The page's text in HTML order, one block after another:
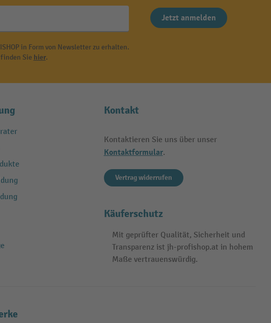
Jetzt anmelden
in Form von Newsletter zu erhalten.
Sie hier.
Kontakt
Kontaktieren Sie uns über unser
Kontaktformular.
Vertrag widerrufen
Käuferschutz
Mit geprüfter Qualität, Sicherheit und
Transparenz ist jh-profishop.at in hohem
Maße vertrauenswürdig.